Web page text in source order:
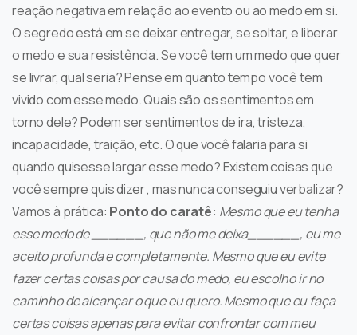
reação negativa em relação ao evento ou ao medo em si.
O segredo está em se deixar entregar, se soltar, e liberar
o medo e sua resistência. Se você tem um medo que quer
se livrar, qual seria? Pense em quanto tempo você tem
vivido com esse medo. Quais são os sentimentos em
torno dele? Podem ser sentimentos de ira, tristeza,
incapacidade, traição, etc. O que você falaria para si
quando quisesse largar esse medo? Existem coisas que
você sempre quis dizer , mas nunca conseguiu verbalizar?
Vamos à prática: Ponto do caratê: Mesmo que eu tenha
esse medo de ______, que não me deixa______, eu me
aceito profunda e completamente. Mesmo que eu evite
fazer certas coisas por causa do medo, eu escolho ir no
caminho de alcançar o que eu quero.Mesmo que eu faça
certas coisas apenas para evitar confrontar com meu